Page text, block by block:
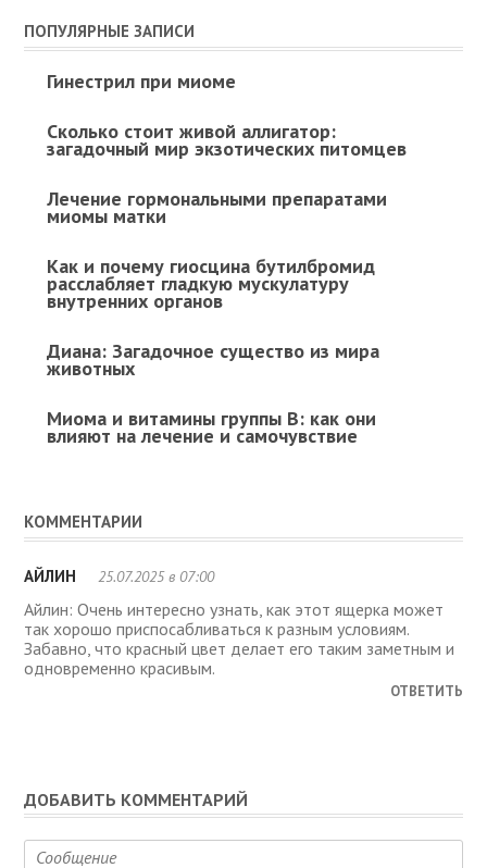
ПОПУЛЯРНЫЕ ЗАПИСИ
Гинестрил при миоме
Сколько стоит живой аллигатор:
загадочный мир экзотических питомцев
Лечение гормональными препаратами
миомы матки
Как и почему гиосцина бутилбромид
расслабляет гладкую мускулатуру
внутренних органов
Диана: Загадочное существо из мира
животных
Миома и витамины группы B: как они
влияют на лечение и самочувствие
КОММЕНТАРИИ
АЙЛИН 25.07.2025 в 07:00
Айлин: Очень интересно узнать, как этот ящерка может
так хорошо приспосабливаться к разным условиям.
Забавно, что красный цвет делает его таким заметным и
одновременно красивым.
ОТВЕТИТЬ
ДОБАВИТЬ КОММЕНТАРИЙ